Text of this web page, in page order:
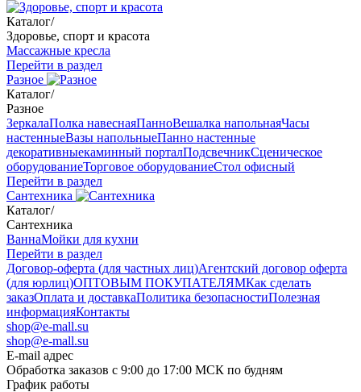
Каталог/
Здоровье, спорт и красота
Массажные кресла
Перейти в раздел
Разное
Каталог/
Разное
ЗеркалаПолка навеснаяПанноВешалка напольнаяЧасы
настенныеВазы напольныеПанно настенные
декоративныекаминный порталПодсвечникСценическое
оборудованиеТорговое оборудованиеСтол офисный
Перейти в раздел
Сантехника
Каталог/
Сантехника
ВаннаМойки для кухни
Перейти в раздел
Договор-оферта (для частных лиц)Агентский договор оферта
(для юрлиц)ОПТОВЫМ ПОКУПАТЕЛЯМКак сделать
заказОплата и доставкаПолитика безопасностиПолезная
информацияКонтакты
shop@e-mall.su
shop@e-mall.su
E-mail адрес
Обработка заказов с 9:00 до 17:00 МСК по будням
График работы